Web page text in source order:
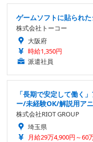
ゲームソフトに貼られ
株式会社トーコー
大阪府
時給1,350円
派遣社員
「長期で安定して働く
ー/未経験OK/解説用ア
株式会社RIOT GROUP
埼玉県
月給29万4,900円～60